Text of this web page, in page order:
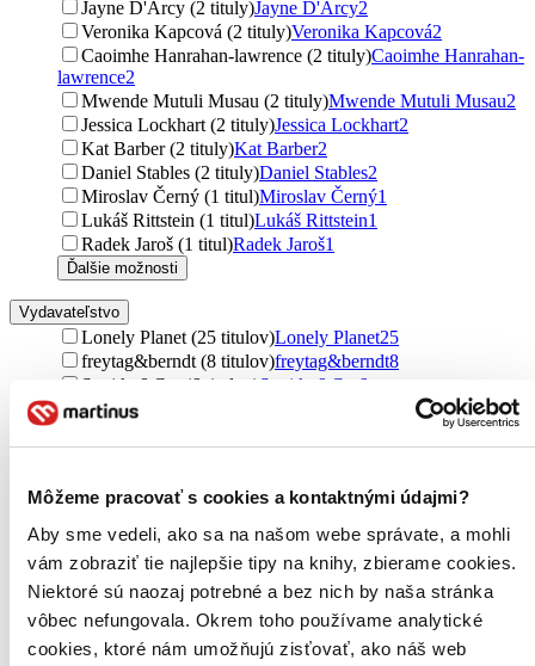
Môžeme pracovať s cookies a kontaktnými údajmi?
Aby sme vedeli, ako sa na našom webe správate, a mohli
vám zobraziť tie najlepšie tipy na knihy, zbierame cookies.
Niektoré sú naozaj potrebné a bez nich by naša stránka
vôbec nefungovala. Okrem toho používame analytické
cookies, ktoré nám umožňujú zisťovať, ako náš web
Jayne D'Arcy (2 tituly)Jayne D'Arcy2
Veronika Kapcová (2 tituly)Veronika Kapcová2
Caoimhe Hanrahan-lawrence (2 tituly)Caoimhe Hanrahan-
lawrence2
Mwende Mutuli Musau (2 tituly)Mwende Mutuli Musau2
Jessica Lockhart (2 tituly)Jessica Lockhart2
Kat Barber (2 tituly)Kat Barber2
Daniel Stables (2 tituly)Daniel Stables2
Miroslav Černý (1 titul)Miroslav Černý1
Lukáš Rittstein (1 titul)Lukáš Rittstein1
Radek Jaroš (1 titul)Radek Jaroš1
Ďalšie možnosti
Vydavateľstvo
Lonely Planet (25 titulov)Lonely Planet25
freytag&berndt (8 titulov)freytag&berndt8
Svojtka&Co. (6 titulov) Svojtka&Co.
6
Jota (5 titulov)
Dorling Kindersley5
Slovart (3 tituly)Slovart3
Ottovo nakladatelství (3 tituly) Ottovo nakladatelství3
Mladá fronta (2 tituly)
Mladá fronta
Rebo (2 tituly)Rebo2
Elist (2 tituly) Elist2
Kant (2 tituly)Kant2
Marco Polo (2 tituly)Marco Polo2